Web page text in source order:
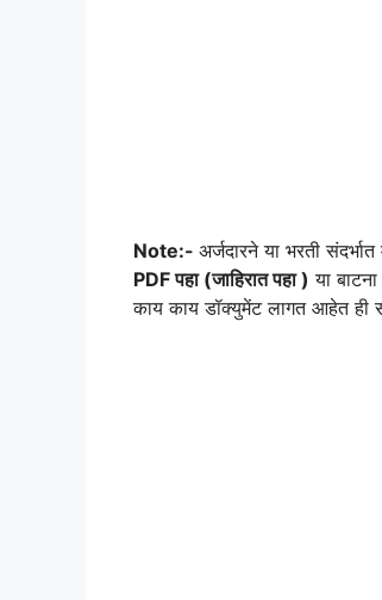
Note:- अर्जदारने या भरती
PDF पहा (जाहिरात पहा ) या
काय काय डॉक्युमेंट लागत आहेत ही